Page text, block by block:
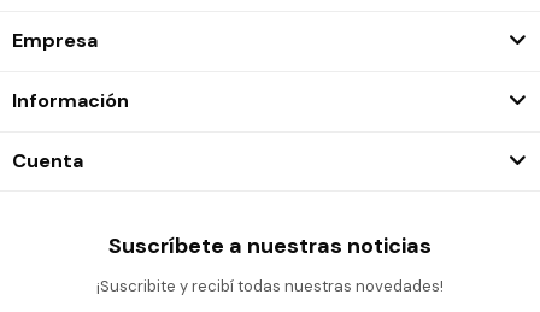
Empresa
Información
Cuenta
Suscríbete a nuestras noticias
¡Suscribite y recibí todas nuestras novedades!